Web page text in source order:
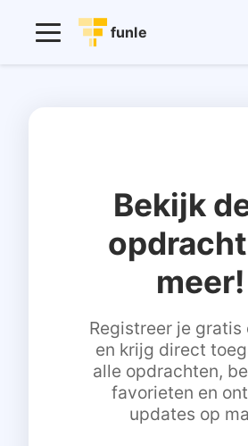
funle
Inloggen
Bekijk
meer!
Registreer je gratis
en krijg direct
alle opdrachten,
favorieten en
updates op